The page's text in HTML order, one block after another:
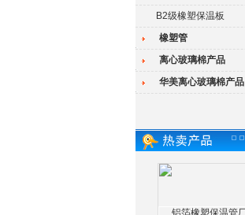
B2级橡塑保温板
橡塑管
离心玻璃棉产品
华美离心玻璃棉产品